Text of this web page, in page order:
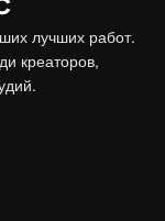
лучших работ.
креаторов,